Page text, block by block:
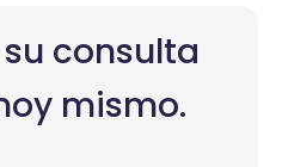
consulta
mismo.